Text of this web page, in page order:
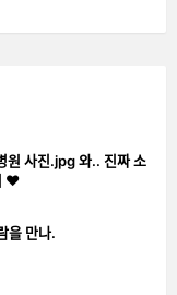
사진.jpg 와.. 진짜 소
❤️
만나.